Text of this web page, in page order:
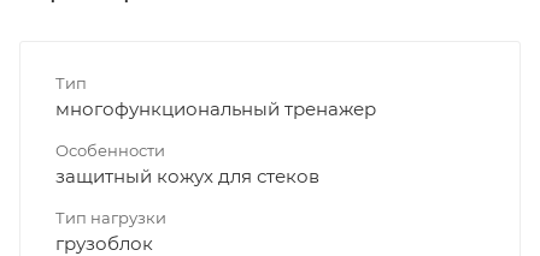
Тип
многофункциональный тренажер
Особенности
защитный кожух для стеков
Тип нагрузки
грузоблок